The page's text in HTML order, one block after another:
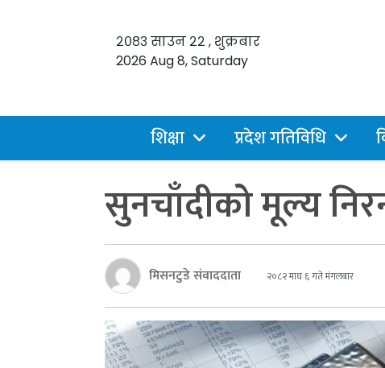
२०८३ साउन २२ , शुक्रबार
2026 Aug 8, Saturday
शिक्षा प्रदेश गतिविधि
सुनचाँदीको मूल्य
मिसनटुडे संवाददाता २०८२ माघ ६ गते मंगलबार